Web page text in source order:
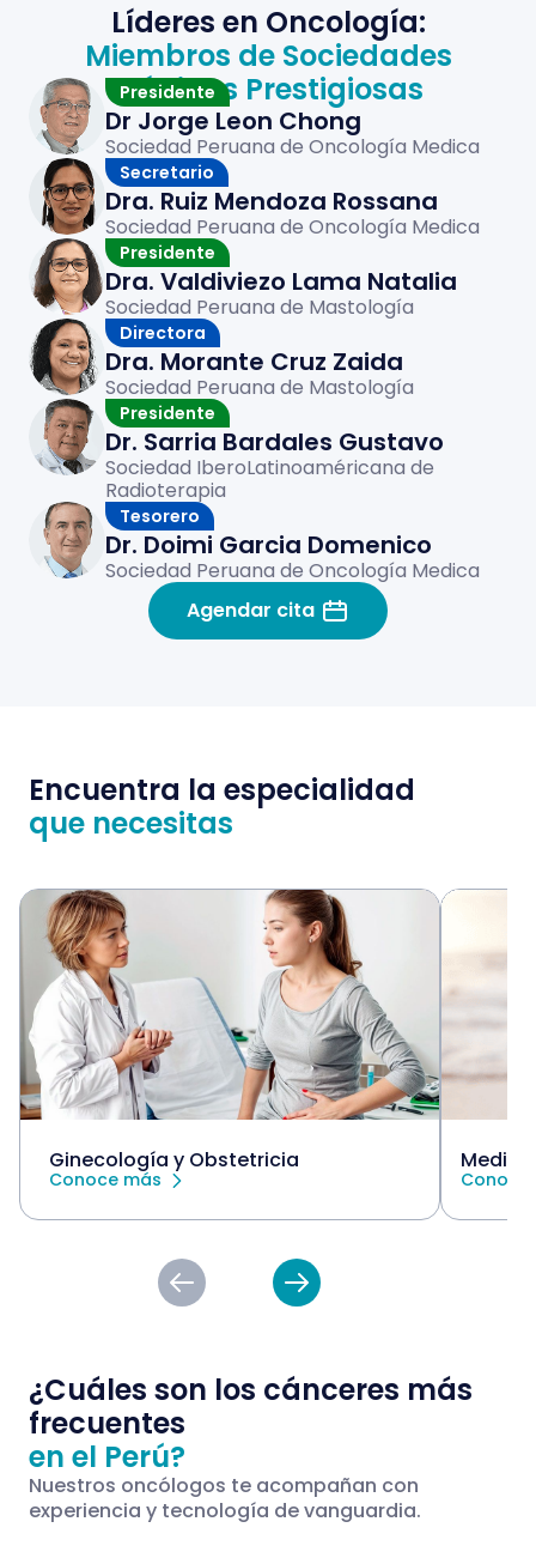
Líderes en Oncología:
Miembros de Sociedades
Médicas Prestigiosas
Presidente
Dr Jorge Leon Chong
Sociedad Peruana de Oncología Medica
Secretario
Dra. Ruiz Mendoza Rossana
Sociedad Peruana de Oncología Medica
Presidente
Dra. Valdiviezo Lama Natalia
Sociedad Peruana de Mastología
Directora
Dra. Morante Cruz Zaida
Sociedad Peruana de Mastología
Presidente
Dr. Sarria Bardales Gustavo
Sociedad IberoLatinoaméricana de
Radioterapia
Tesorero
Dr. Doimi Garcia Domenico
Sociedad Peruana de Oncología Medica
Agendar cita
Encuentra la especialidad
que necesitas
Ginecología y Obstetricia
Conoce más Conoce
¿Cuáles son los cánceres más
frecuentes
en el Perú?
Nuestros oncólogos te acompañan con
experiencia y tecnología de vanguardia.